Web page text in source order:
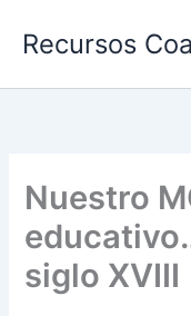
Recursos
Nuestro
siglo XVIII